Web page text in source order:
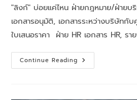
"ลิงก์" บ่อยแค่ไหน ฝ่ายกฎหมาย/ฝ่าย
เอกสารอนุมัติ, เอกสารระหว่างบริษัท
ใบเสนอราคา ฝ่าย HR เอกสาร HR, ร
Continue Reading